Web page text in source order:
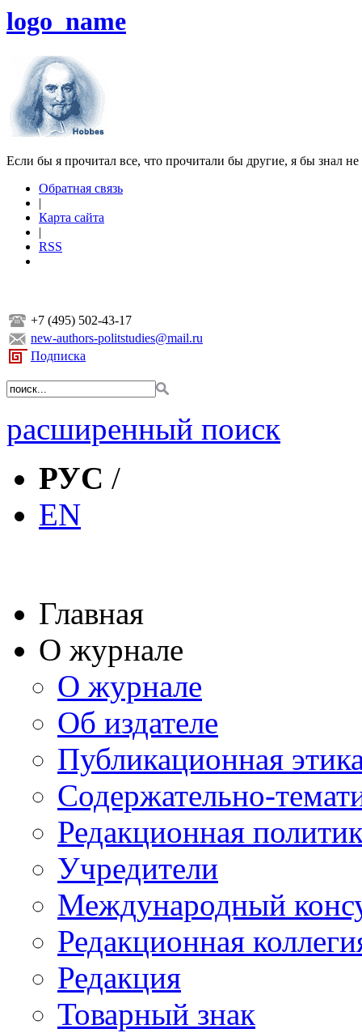
logo_name
Если бы я прочитал все, что прочитали бы другие, я бы знал
Обратная связь
|
Карта сайта
|
RSS
+7 (495) 502-43-17
new-authors-politstudies@mail.ru
Подписка
расширенный поиск
РУС /
EN
Главная
О журнале
О журнале
Об издателе
Публикационная
Содержательно-
Редакционная
Учредители
Международный
Редакционная
Редакция
Товарный знак